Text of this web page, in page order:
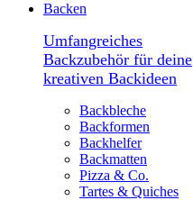
Backen
Umfangreiches
Backzubehör für deine
kreativen Backideen
Backbleche
Backformen
Backhelfer
Backmatten
Pizza & Co.
Tartes & Quiches